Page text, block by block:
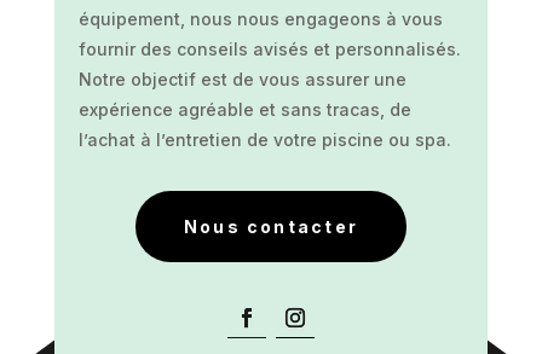
équipement, nous nous engageons à vous
fournir des conseils avisés et personnalisés.
Notre objectif est de vous assurer une
expérience agréable et sans tracas, de
l’achat à l’entretien de votre piscine ou spa.
Nous contacter